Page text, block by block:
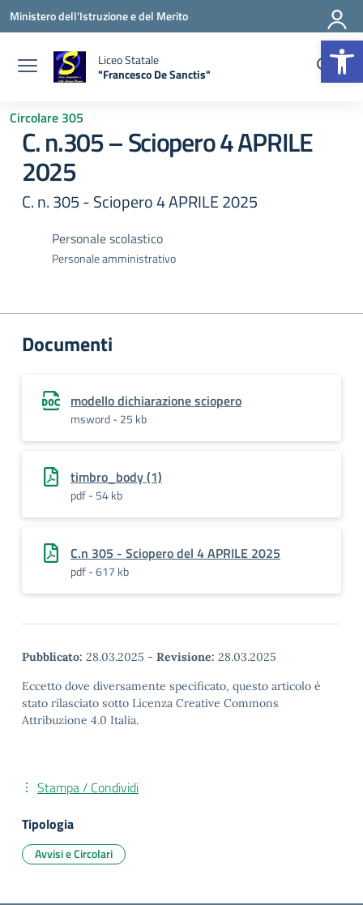
Vai ai contenuti
Vai al menu di navigazione
Vai al footer
Ministero dell'Istruzione e del Merito
Liceo Statale
"Francesco De Sanctis"
Circolare 305
C. n.305 – Sciopero 4 APRILE
2025
C. n. 305 - Sciopero 4 APRILE 2025
Personale scolastico
Personale amministrativo
Documenti
modello dichiarazione sciopero
msword - 25 kb
timbro_body (1)
pdf - 54 kb
C.n 305 - Sciopero del 4 APRILE 2025
pdf - 617 kb
Pubblicato: 28.03.2025 - Revisione: 28.03.2025
Eccetto dove diversamente specificato, questo articolo è
stato rilasciato sotto Licenza Creative Commons
Attribuzione 4.0 Italia.
Stampa / Condividi
Tipologia
Avvisi e Circolari